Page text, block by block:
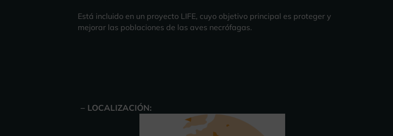
Está incluido en un proyecto LIFE, cuyo objetivo principal es proteger y
mejorar las poblaciones de las aves necrófagas.
– LOCALIZACIÓN: